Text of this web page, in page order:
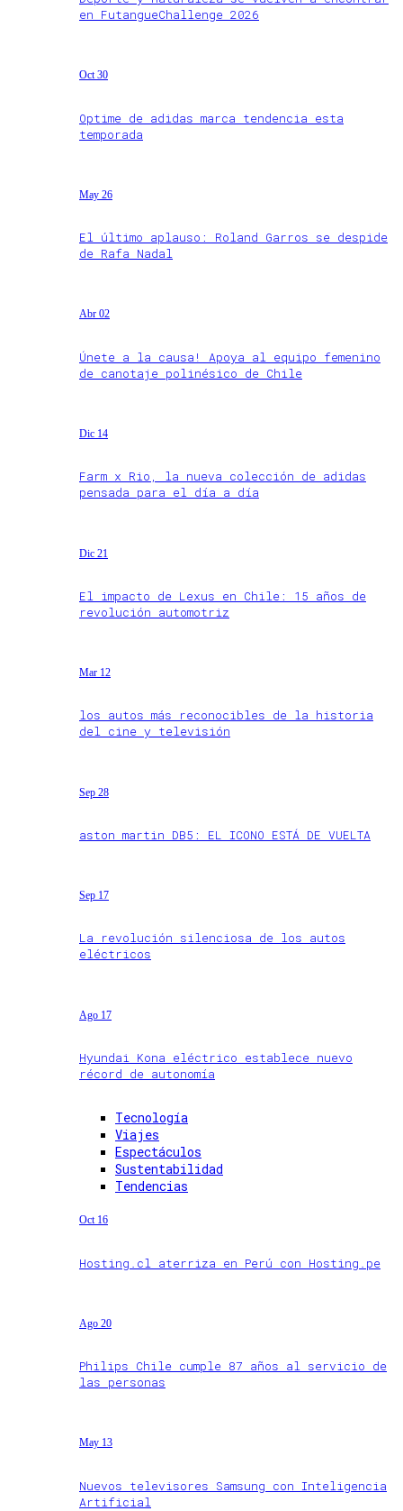
en FutangueChallenge 2026
Oct 30
Optime de adidas marca tendencia esta
temporada
May 26
El último aplauso: Roland Garros se despide
de Rafa Nadal
Abr 02
Únete a la causa! Apoya al equipo femenino
de canotaje polinésico de Chile
Dic 14
Farm x Rio, la nueva colección de adidas
pensada para el día a día
Dic 21
El impacto de Lexus en Chile: 15 años de
revolución automotriz
Mar 12
los autos más reconocibles de la historia
del cine y televisión
Sep 28
aston martin DB5: EL ICONO ESTÁ DE VUELTA
Sep 17
La revolución silenciosa de los autos
eléctricos
Ago 17
Hyundai Kona eléctrico establece nuevo
récord de autonomía
Tecnología
Viajes
Espectáculos
Sustentabilidad
Tendencias
Oct 16
Hosting.cl aterriza en Perú con Hosting.pe
Ago 20
Philips Chile cumple 87 años al servicio de
las personas
May 13
Nuevos televisores Samsung con Inteligencia
Artificial